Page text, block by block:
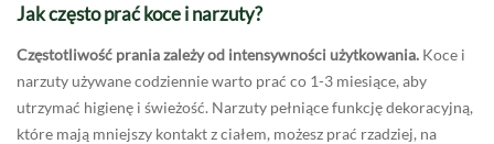
Jak często prać koce i narzuty?
Częstotliwość prania zależy od intensywności użytkowania. Koce i
narzuty używane codziennie warto prać co 1-3 miesiące, aby
utrzymać higienę i świeżość. Narzuty pełniące funkcję dekoracyjną,
które mają mniejszy kontakt z ciałem, możesz prać rzadziej, na